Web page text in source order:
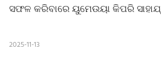
ସଫଳ କରିବାରେ ୟୁମେଉୟା କିପରି
2025-11-13